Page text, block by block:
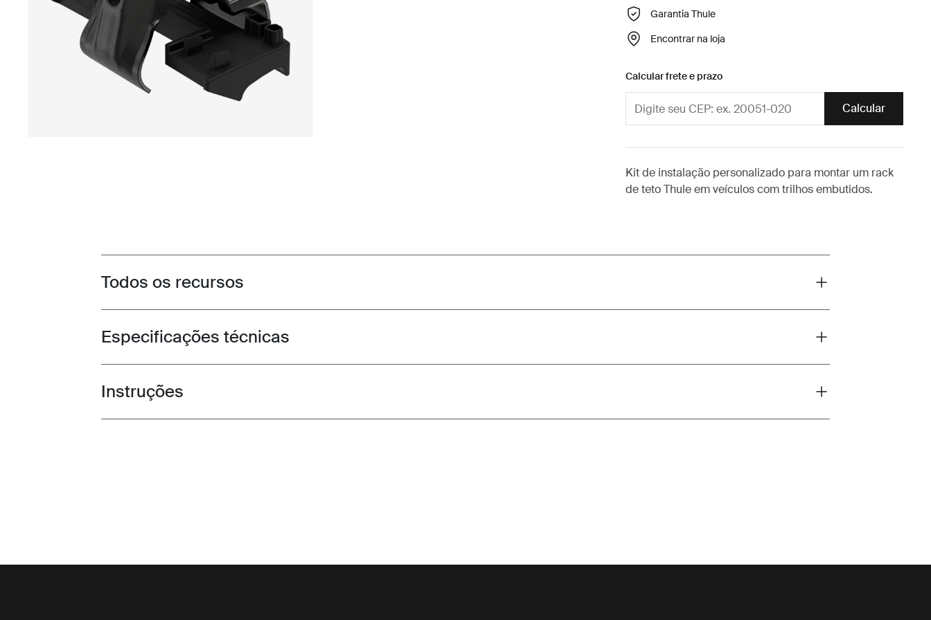
Garantia Thule
Encontrar na loja
Calcular frete e prazo
Calcular
Kit de instalação personalizado para montar um rack
de teto Thule em veículos com trilhos embutidos.
Toggle features
Todos os recursos
Toggle techspec
Especificações técnicas
Toggle guides and instructions
Instruções